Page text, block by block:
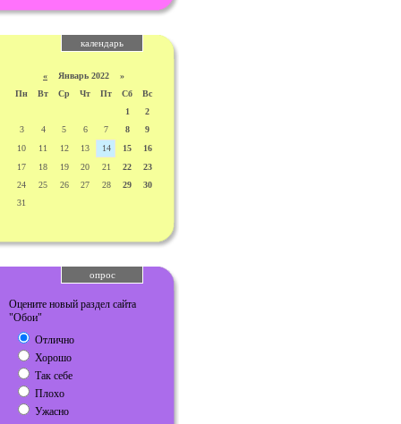
календарь
« Январь 2022 »
Пн
Вт Ср Чт Пт Сб
Вс
1
2
3
4 5 6 7 8
9
10
11 12 13 14 15
16
17
18 19 20 21 22
23
24
25 26 27 28 29
30
31
опрос
Оцените новый раздел сайта
"Обои"
Отлично
Хорошо
Так себе
Плохо
Ужасно